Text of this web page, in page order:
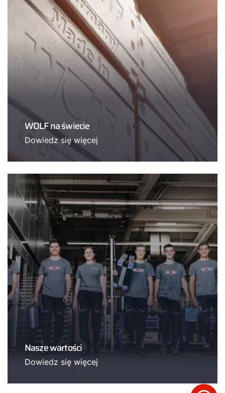
WOLF na świecie
Dowiedz się więcej
Nasze wartości
Dowiedz się więcej